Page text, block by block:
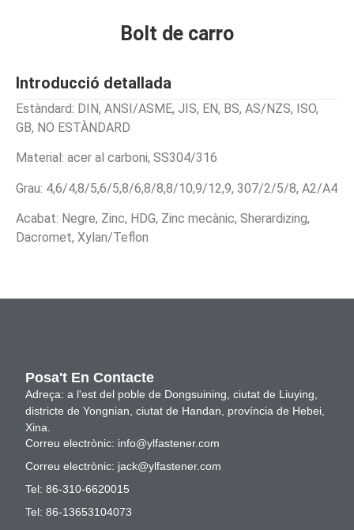
Bolt de carro
Introducció detallada
Estàndard: DIN, ANSI/ASME, JIS, EN, BS, AS/NZS, ISO,
GB, NO ESTÀNDARD
Material: acer al carboni, SS304/316
Grau: 4,6/4,8/5,6/5,8/6,8/8,8/10,9/12,9, 307/2/5/8, A2/A4
Acabat: Negre, Zinc, HDG, Zinc mecànic, Sherardizing,
Dacromet, Xylan/Teflon
Posa't En Contacte
Adreça: a l'est del poble de Dongsuining, ciutat de Liuying,
districte de Yongnian, ciutat de Handan, província de Hebei,
Xina.
Correu electrònic: info@ylfastener.com
Correu electrònic: jack@ylfastener.com
Tel: 86-310-6620015
Tel: 86-13653104073